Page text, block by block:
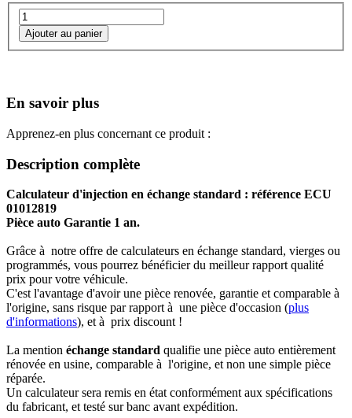
En savoir plus
Apprenez-en plus concernant ce produit :
Description complète
Calculateur d'injection en échange standard : référence ECU
01012819
Pièce auto Garantie 1 an.
Grâce à notre offre de calculateurs en échange standard, vierges ou
programmés, vous pourrez bénéficier du meilleur rapport qualité
prix pour votre véhicule.
C'est l'avantage d'avoir une pièce renovée, garantie et comparable à
l'origine, sans risque par rapport à une pièce d'occasion (plus
d'informations), et à prix discount !
La mention échange standard qualifie une pièce auto entièrement
rénovée en usine, comparable à l'origine, et non une simple pièce
réparée.
Un calculateur sera remis en état conformément aux spécifications
du fabricant, et testé sur banc avant expédition.